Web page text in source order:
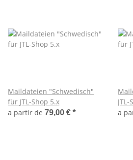
Maildateien "Schwedisch"
für JTL-Shop 5.x
a partir de 79,00 € *
a